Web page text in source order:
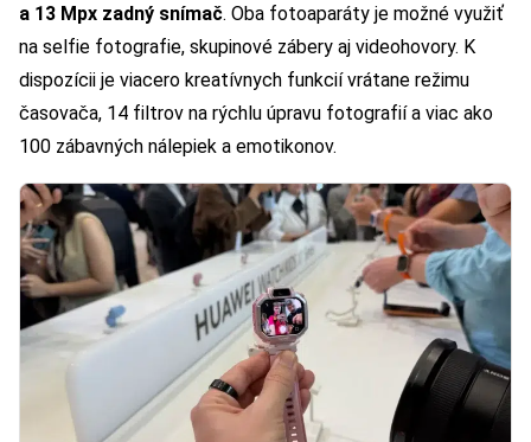
a 13 Mpx zadný snímač. Oba fotoaparáty je možné využiť
na selfie fotografie, skupinové zábery aj videohovory. K
dispozícii je viacero kreatívnych funkcií vrátane režimu
časovača, 14 filtrov na rýchlu úpravu fotografií a viac ako
100 zábavných nálepiek a emotikonov.